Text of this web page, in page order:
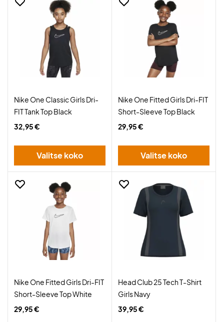
Nike One Classic Girls Dri-
FIT Tank Top Black
32,95 €
Valitse koko
Nike One Fitted Girls Dri-FIT
Short-Sleeve Top Black
29,95 €
Valitse koko
Nike One Fitted Girls Dri-FIT
Short-Sleeve Top White
29,95 €
Head Club 25 Tech T-Shirt
Girls Navy
39,95 €